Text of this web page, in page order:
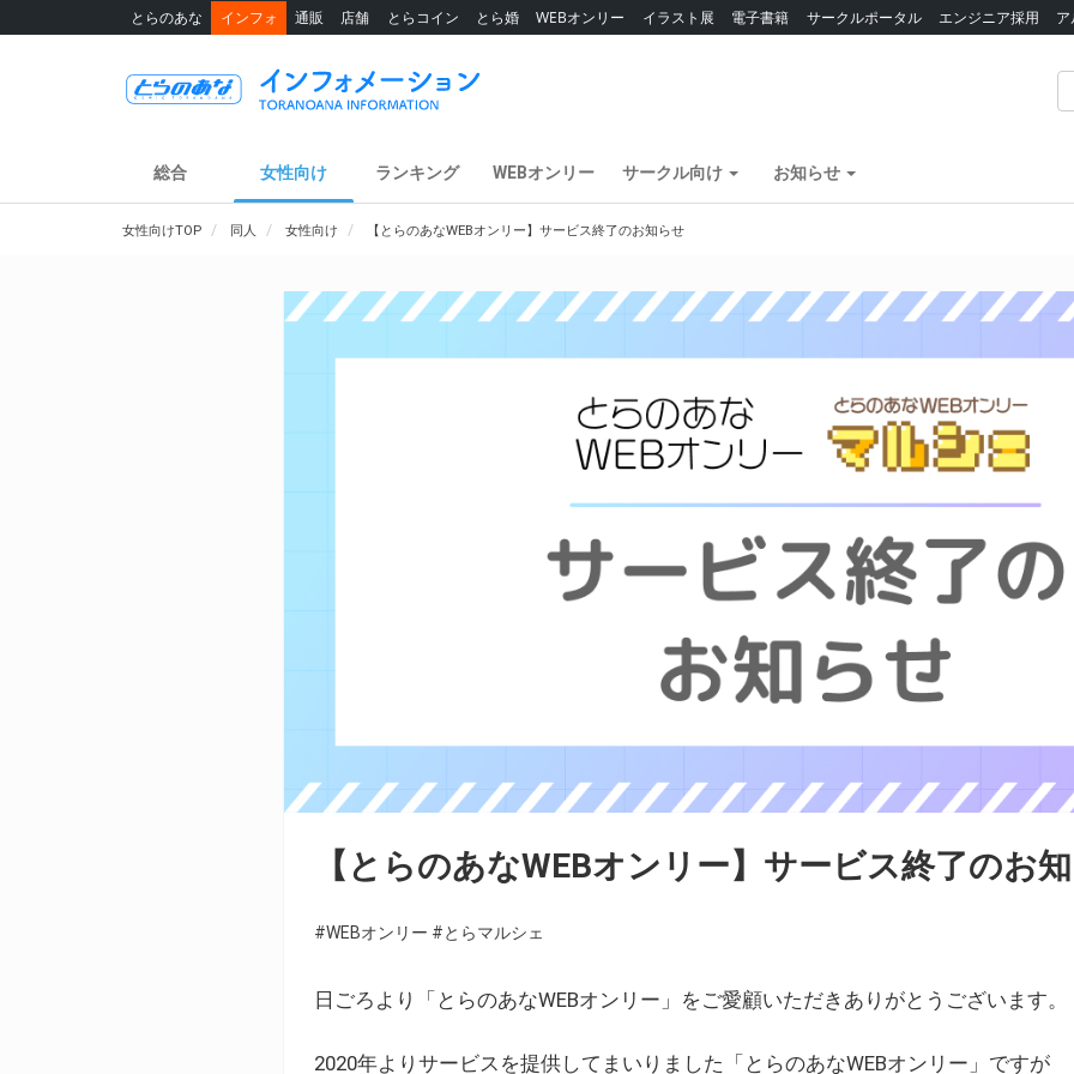
とらのあな インフォ 通販 店舗 とらコイン とら婚 WEBオンリー イラスト展 電子書籍 サークルポータル エンジニア採用
総合 女性向け ランキング WEBオンリー サークル向け お知らせ
女性向けTOP 同人 女性向け 【とらのあなWEBオンリー】サービス終了のお知らせ
【とらのあなWEBオンリー】サービス終了のお
#WEBオンリー #とらマルシェ
日ごろより「とらのあなWEBオンリー」をご愛顧いただきありがとうございます。
2020年よりサービスを提供してまいりました「とらのあなWEBオンリー」ですが